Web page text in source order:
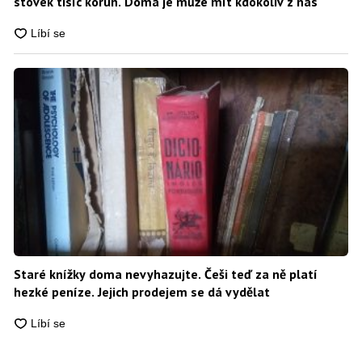
Staré knížky doma nevyhazujte. Češi teď za ně platí
hezké peníze. Jejich prodejem se dá vydělat